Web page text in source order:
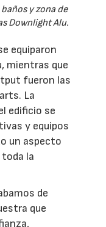
y zona de
Downlight Alu.
equiparon
mientras que
fueron las
La
edificio se
y equipos
un aspecto
la
de
que